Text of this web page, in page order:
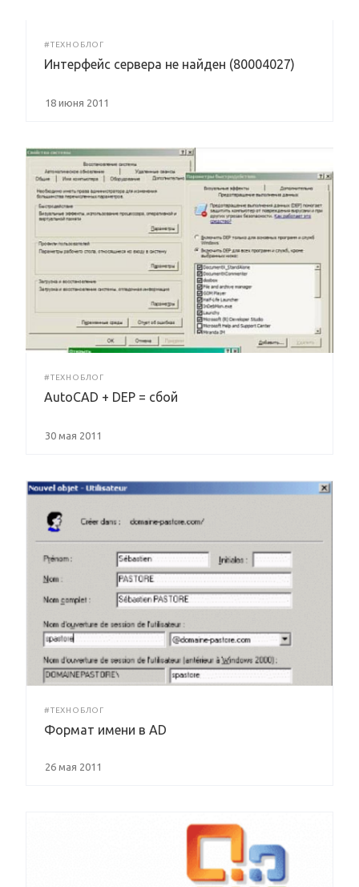
#ТЕХНОБЛОГ
Интерфейс сервера не найден (80004027)
18 июня 2011
#ТЕХНОБЛОГ
AutoCAD + DEP = сбой
30 мая 2011
#ТЕХНОБЛОГ
Формат имени в AD
26 мая 2011